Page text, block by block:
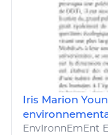
Iris Marion
EnvIronnEmEnt